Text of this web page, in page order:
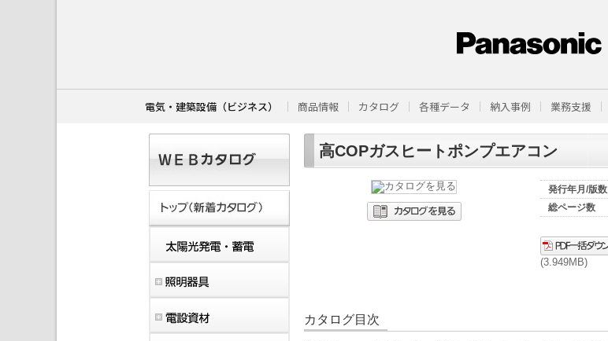
電気・建築設備（ビジネス） 商品情報 カタログ 各種データ 納入事例 業務支援
高COPガスヒートポンプエアコン
発行年月/版数
総ページ数
(3.949MB)
カタログ目次